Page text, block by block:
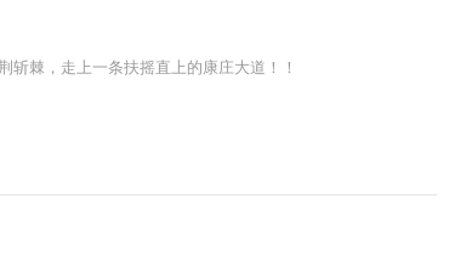
棘，走上一条扶摇直上的康庄大道！！